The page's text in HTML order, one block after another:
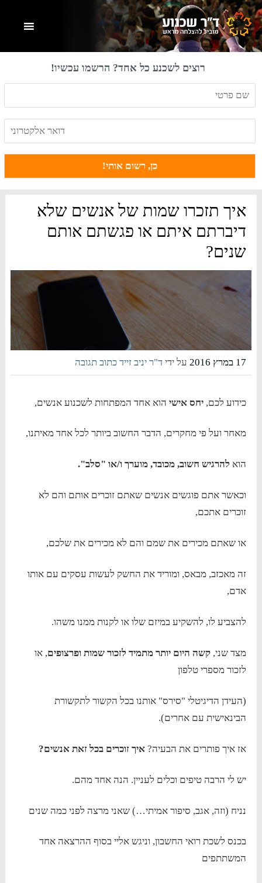
Skip
to
main
Skip
to
primary
Skip
to
footer
רוצים לשכנע כל אחד? הרשמו עכשיו!
איך תזכרו שמות של אנשים שלא
דיברתם איתם או פגשתם אותם
שנים?
17 במרץ 2016 על ידיד"ר יניב זייד כתוב תגובה
כידוע לכם,יחס אישי הוא אחד המפתחות לשכנוע אנשים,
מאחר ועל פי מחקרים, הדבר החשוב ביותר לכל אחד מאיתנו,
הוא להרגיש חשוב, מכובד, מוערך ו/או "סלב".
וכאשר אתם פוגשים אנשים שאתם זוכרים אותם והם לא
זוכרים אתכם,
או שאתם מכירים את שמם והם לא מכירים את שלכם,
זה מאכזב, מבאס, ומוריד את החשק לעשות עסקים עם אותו
אדם,
להצביע לו, להשקיע במיזם שלו או לקנות ממנו משהו.
מצד שני,קשה היום יותר מתמיד לזכור שמות ופרצופים, או
לזכור מספרי טלפון
(העידן הדיגיטלי "סירס" אותנו בכל הקשור לתקשורת
הבינאישית עם אחרים).
אז איך פותרים את הבעיה?איך זוכרים בכל זאת אנשים?
יש לי הרבה טיפים וכלים לעניין. הנה אחד מהם.
נניח (וזה, אגב, סיפור אמיתי…) שאני מרצה לפני כמה שנים
בכנס לשכת רואי החשבון, וניגש אליי בסוף ההרצאה אחד
המשתתפים